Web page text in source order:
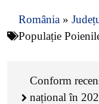
România »
Populație
Conform
național în